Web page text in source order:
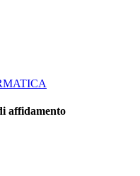
affidamento